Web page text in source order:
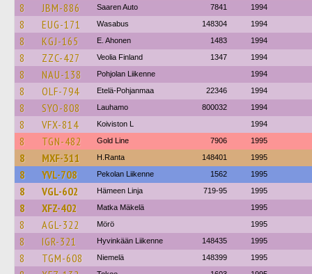
8 JBM-886 Saaren Auto 7841 1994
8 EUG-171 Wasabus 148304 1994
8 KGJ-165 E. Ahonen 1483 1994
8 ZZC-427 Veolia Finland 1347 1994
8 NAU-138 Pohjolan Liikenne 1994
8 OLF-794 Etelä-Pohjanmaa 22346 1994
8 SYO-808 Lauhamo 800032 1994
8 VFX-814 Koiviston L 1994
8 TGN-482 Gold Line 7906 1995
8 MXF-311 H.Ranta 148401 1995
8 YVL-708 Pekolan Liikenne 1562 1995
8 VGL-602 Hämeen Linja 719-95 1995
8 XFZ-402 Matka Mäkelä 1995
8 AGL-322 Mörö 1995
8 IGR-321 Hyvinkään Liikenne 148435 1995
8 TGM-608 Niemelä 148399 1995